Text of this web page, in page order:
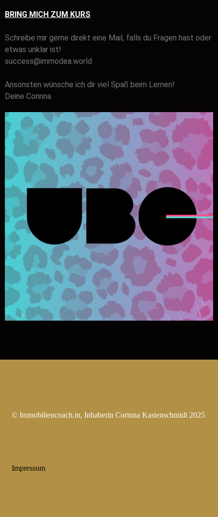
BRING MICH ZUM KURS
Schreibe mir gerne direkt eine Mail, falls du Fragen hast oder
etwas unklar ist!
success@immodea.world
Ansonsten wünsche ich dir viel Spaß beim Lernen!
Deine Corinna
© Immobiliencoach.in, Inhaberin Corinna Kastenschmidt 2025
Impressum